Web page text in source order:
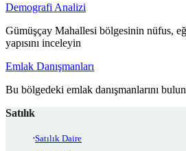
Demografi Analizi
Gümüşçay Mahallesi bölgesinin nüfus,
yapısını inceleyin
Emlak Danışmanları
Bu bölgedeki emlak danışmanlarını bulun
Satılık
Satılık Daire